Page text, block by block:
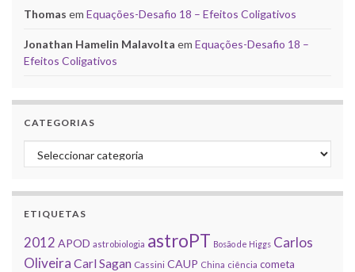
Thomas em Equações-Desafio 18 – Efeitos Coligativos
Jonathan Hamelin Malavolta em Equações-Desafio 18 –
Efeitos Coligativos
CATEGORIAS
Categorias
ETIQUETAS
2012 APOD astrobiologia astroPT Bosão de Higgs Carlos
Oliveira Carl Sagan Cassini CAUP China ciência cometa